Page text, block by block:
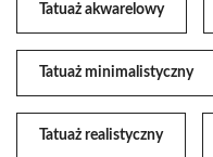
Tatuaż akwarelowy
Tatuaż minimalistyczny
Tatuaż realistyczny